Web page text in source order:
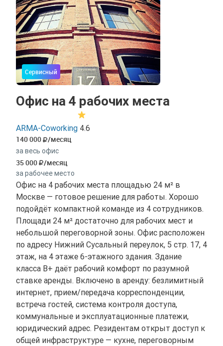
Сервисный
Офис на 4 рабочих места
ARMA-Coworking 4.6
140 000 /месяц
за весь офис
35 000 /месяц
за рабочее место
Офис на 4 рабочих места площадью 24 м² в
Москве — готовое решение для работы. Хорошо
подойдёт компактной команде из 4 сотрудников.
Площади 24 м² достаточно для рабочих мест и
небольшой переговорной зоны. Офис расположен
по адресу Нижний Сусальный переулок, 5 стр. 17, 4
этаж, на 4 этаже 6-этажного здания. Здание
класса B+ даёт рабочий комфорт по разумной
ставке аренды. Включено в аренду: безлимитный
интернет, прием/передача корреспонденции,
встреча гостей, система контроля доступа,
коммунальные и эксплуатационные платежи,
юридический адрес. Резидентам открыт доступ к
общей инфраструктуре — кухне, переговорным